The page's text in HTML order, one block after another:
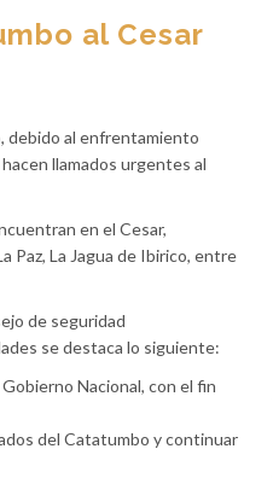
al Cesar
debido al enfrentamiento
llamados urgentes al
en el Cesar,
Paz, La Jagua de Ibirico, entre
de seguridad
se destaca lo siguiente:
Nacional, con el fin
del Catatumbo y continuar